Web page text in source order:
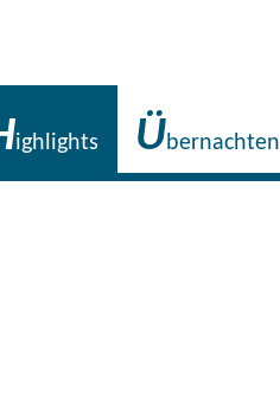
ighlights Übernachten